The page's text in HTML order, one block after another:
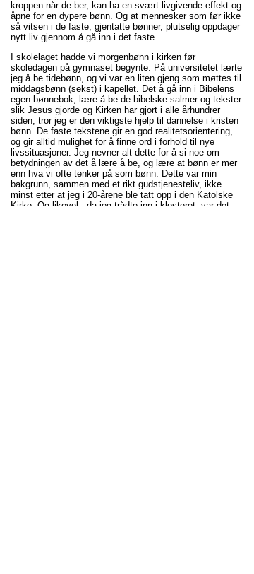
kroppen når de ber, kan ha en svært livgivende effekt og
åpne for en dypere bønn. Og at mennesker som før ikke
så vitsen i de faste, gjentatte bønner, plutselig oppdager
nytt liv gjennom å gå inn i det faste.
I skolelaget hadde vi morgenbønn i kirken før
skoledagen på gymnaset begynte. På universitetet lærte
jeg å be tidebønn, og vi var en liten gjeng som møttes til
middagsbønn (sekst) i kapellet. Det å gå inn i Bibelens
egen bønnebok, lære å be de bibelske salmer og tekster
slik Jesus gjorde og Kirken har gjort i alle århundrer
siden, tror jeg er den viktigste hjelp til dannelse i kristen
bønn. De faste tekstene gir en god realitetsorientering,
og gir alltid mulighet for å finne ord i forhold til nye
livssituasjoner. Jeg nevner alt dette for å si noe om
betydningen av det å lære å be, og lære at bønn er mer
enn hva vi ofte tenker på som bønn. Dette var min
bakgrunn, sammen med et rikt gudstjenesteliv, ikke
minst etter at jeg i 20-årene ble tatt opp i den Katolske
Kirke. Og likevel - da jeg trådte inn i klosteret, var det